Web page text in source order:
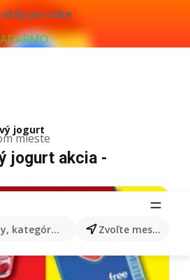
po ruke
mieste
kategórie, produkty... Zvoľte mesto
jogurt
jogurt akcia -